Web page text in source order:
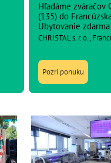
Hľadáme zváračov
(135) do
Ubytovanie zdarma
CHRISTAL s. r. o.,
Pozri ponuku